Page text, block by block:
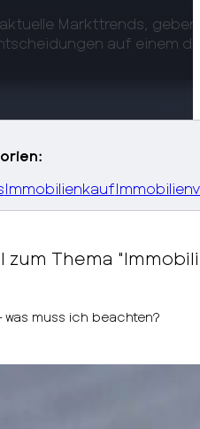
Markttrends,
auf einem
Immobilienkauf
zum Thema
was muss ich beachten?